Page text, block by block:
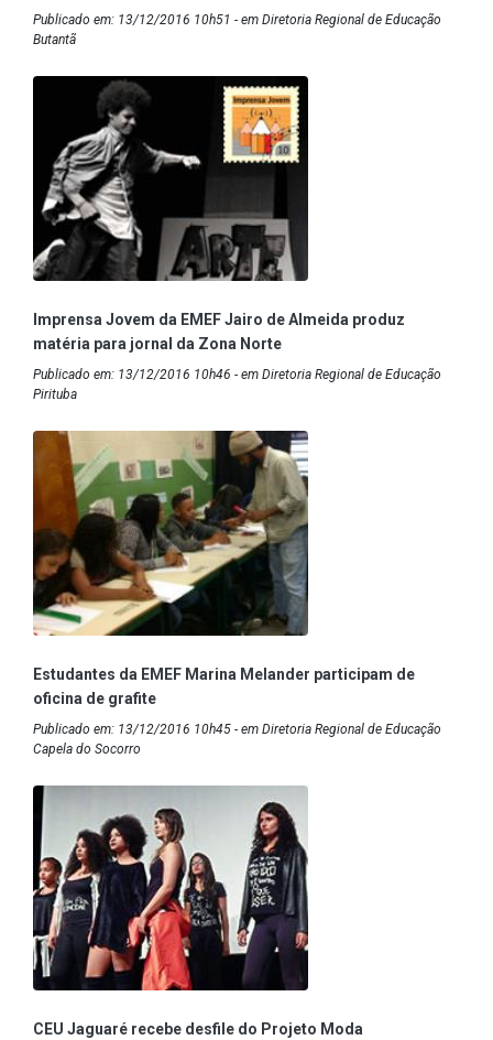
Publicado em: 13/12/2016 10h51 - em Diretoria Regional de Educação
Butantã
Imprensa Jovem da EMEF Jairo de Almeida produz
matéria para jornal da Zona Norte
Publicado em: 13/12/2016 10h46 - em Diretoria Regional de Educação
Pirituba
Estudantes da EMEF Marina Melander participam de
oficina de grafite
Publicado em: 13/12/2016 10h45 - em Diretoria Regional de Educação
Capela do Socorro
CEU Jaguaré recebe desfile do Projeto Moda